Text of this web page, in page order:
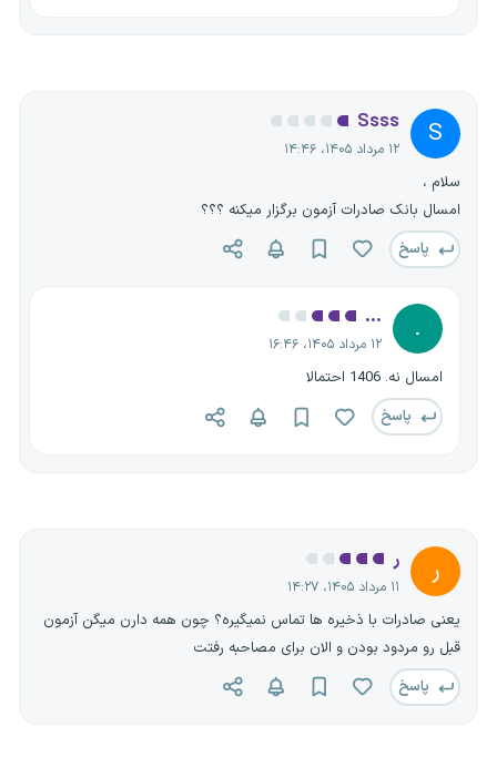
S
Ssss
۱۲ مرداد ۱۴۰۵، ۱۴:۴۶
سلام ،
امسال بانک صادرات آزمون برگزار میکنه ؟؟؟
پاسخ
.
...
۱۲ مرداد ۱۴۰۵، ۱۶:۴۶
امسال نه. 1406 احتمالا
پاسخ
ر ر
۱۱ مرداد ۱۴۰۵، ۱۴:۲۷
یعنی صادرات با ذخیره ها تماس نمیگیره؟ چون همه دارن میگن آزمون
قبل رو مردود بودن و الان برای مصاحبه رفتت
پاسخ